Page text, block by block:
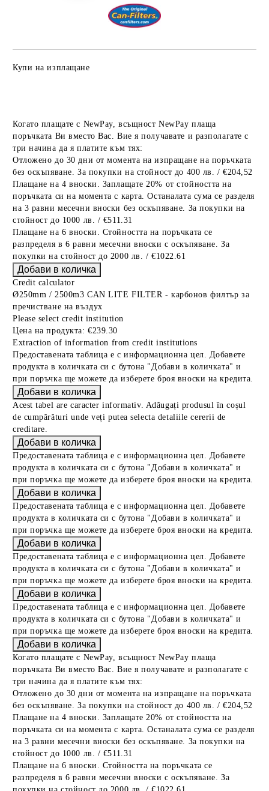
Купи на изплащане
Когато плащате с NewPay, всъщност NewPay плаща
поръчката Ви вместо Вас. Вие я получавате и разполагате с
три начина да я платите към тях:
Отложено до 30 дни от момента на изпращане на поръчката
без оскъпяване. За покупки на стойност до 400 лв. / €204,52
Плащане на 4 вноски. Заплащате 20% от стойността на
поръчката си на момента с карта. Останалата сума се разделя
на 3 равни месечни вноски без оскъпяване. За покупки на
стойност до 1000 лв. / €511.31
Плащане на 6 вноски. Стойността на поръчката се
разпределя в 6 равни месечни вноски с оскъпяване. За
покупки на стойност до 2000 лв. / €1022.61
Credit calculator
Ø250mm / 2500m3 CAN LITE FILTER - карбонов филтър за
пречистване на въздух
Please select credit institution
Цена на продукта: €239.30
Extraction of information from credit institutions
Предоставената таблица е с информационна цел. Добавете
продукта в количката си с бутона "Добави в количката" и
при поръчка ще можете да изберете броя вноски на кредита.
Acest tabel are caracter informativ. Adăugați produsul în coșul
de cumpărături unde veți putea selecta detaliile cererii de
creditare.
Предоставената таблица е с информационна цел. Добавете
продукта в количката си с бутона "Добави в количката" и
при поръчка ще можете да изберете броя вноски на кредита.
Предоставената таблица е с информационна цел. Добавете
продукта в количката си с бутона "Добави в количката" и
при поръчка ще можете да изберете броя вноски на кредита.
Предоставената таблица е с информационна цел. Добавете
продукта в количката си с бутона "Добави в количката" и
при поръчка ще можете да изберете броя вноски на кредита.
Предоставената таблица е с информационна цел. Добавете
продукта в количката си с бутона "Добави в количката" и
при поръчка ще можете да изберете броя вноски на кредита.
Когато плащате с NewPay, всъщност NewPay плаща
поръчката Ви вместо Вас. Вие я получавате и разполагате с
три начина да я платите към тях:
Отложено до 30 дни от момента на изпращане на поръчката
без оскъпяване. За покупки на стойност до 400 лв. / €204,52
Плащане на 4 вноски. Заплащате 20% от стойността на
поръчката си на момента с карта. Останалата сума се разделя
на 3 равни месечни вноски без оскъпяване. За покупки на
стойност до 1000 лв. / €511.31
Плащане на 6 вноски. Стойността на поръчката се
разпределя в 6 равни месечни вноски с оскъпяване. За